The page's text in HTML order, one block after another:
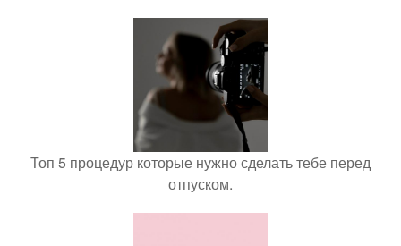
Топ 5 процедур которые нужно сделать тебе перед
отпуском.